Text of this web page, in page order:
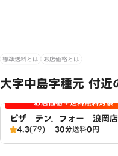
標準送料とは お店価格とは
大字中島字種元 付近
お店価格＋送料無料対象
ピザ テン．フォー 浪岡店
4.3(79) 30分送料0円